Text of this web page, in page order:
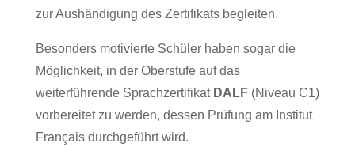
zur Aushändigung des Zertifikats begleiten.
Besonders motivierte Schüler haben sogar die
Möglichkeit, in der Oberstufe auf das
weiterführende Sprachzertifikat DALF(Niveau C1)
vorbereitet zu werden, dessen Prüfung am Institut
Français durchgeführt wird.